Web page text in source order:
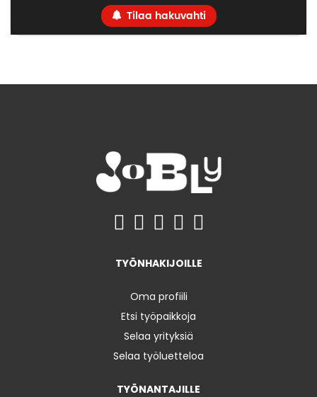
Tilaa hakuvahti
TYÖNHAKIJOILLE
Oma profiili
Etsi työpaikkoja
Selaa yrityksiä
Selaa työluetteloa
TYÖNANTAJILLE